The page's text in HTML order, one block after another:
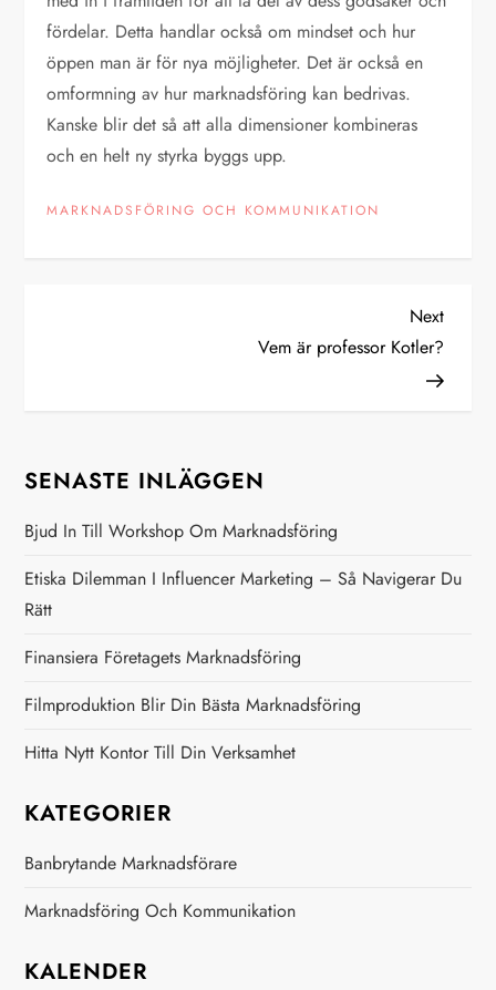
fördelar. Detta handlar också om mindset och hur
öppen man är för nya möjligheter. Det är också en
omformning av hur marknadsföring kan bedrivas.
Kanske blir det så att alla dimensioner kombineras
och en helt ny styrka byggs upp.
MARKNADSFÖRING OCH KOMMUNIKATION
ä
g
g
n
a
v
i
g
e
Next
Post
Next
Vem är professor Kotler?
SENASTE INLÄGGEN
Bjud In Till Workshop Om Marknadsföring
Etiska Dilemman I Influencer Marketing – Så Navigerar Du
Rätt
Finansiera Företagets Marknadsföring
Filmproduktion Blir Din Bästa Marknadsföring
Hitta Nytt Kontor Till Din Verksamhet
KATEGORIER
Banbrytande Marknadsförare
Marknadsföring Och Kommunikation
KALENDER